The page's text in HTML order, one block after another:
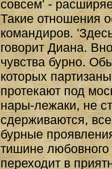
совсем' -
Такие отношения
командиров.
говорит Диана.
чувства бурно.
которых
протекают под
нары-лежаки, не
сдерживаются,
бурные
тишине любовного
переходит в